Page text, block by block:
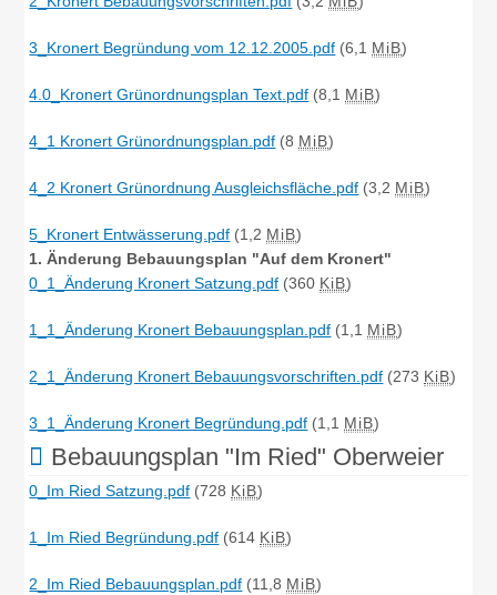
3_Kronert Begründung vom 12.12.2005.pdf (6,1 MiB)
4.0_Kronert Grünordnungsplan Text.pdf (8,1 MiB)
4_1 Kronert Grünordnungsplan.pdf (8 MiB)
4_2 Kronert Grünordnung Ausgleichsfläche.pdf (3,2 MiB)
5_Kronert Entwässerung.pdf (1,2 MiB)
1. Änderung Bebauungsplan "Auf dem Kronert"
0_1_Änderung Kronert Satzung.pdf (360 KiB)
1_1_Änderung Kronert Bebauungsplan.pdf (1,1 MiB)
2_1_Änderung Kronert Bebauungsvorschriften.pdf (273 KiB)
3_1_Änderung Kronert Begründung.pdf (1,1 MiB)
Bebauungsplan "Im Ried" Oberweier
0_Im Ried Satzung.pdf (728 KiB)
1_Im Ried Begründung.pdf (614 KiB)
2_Im Ried Bebauungsplan.pdf (11,8 MiB)